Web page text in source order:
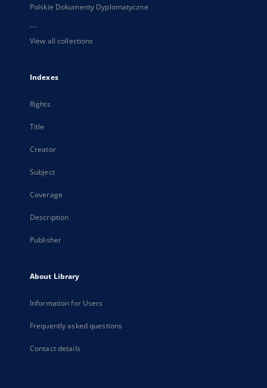
Polskie Dokumenty Dyplomatyczne
...
View all collections
Indexes
Rights
Title
Creator
Subject
Coverage
Description
Publisher
About Library
Information for Users
Frequently asked questions
Contact details